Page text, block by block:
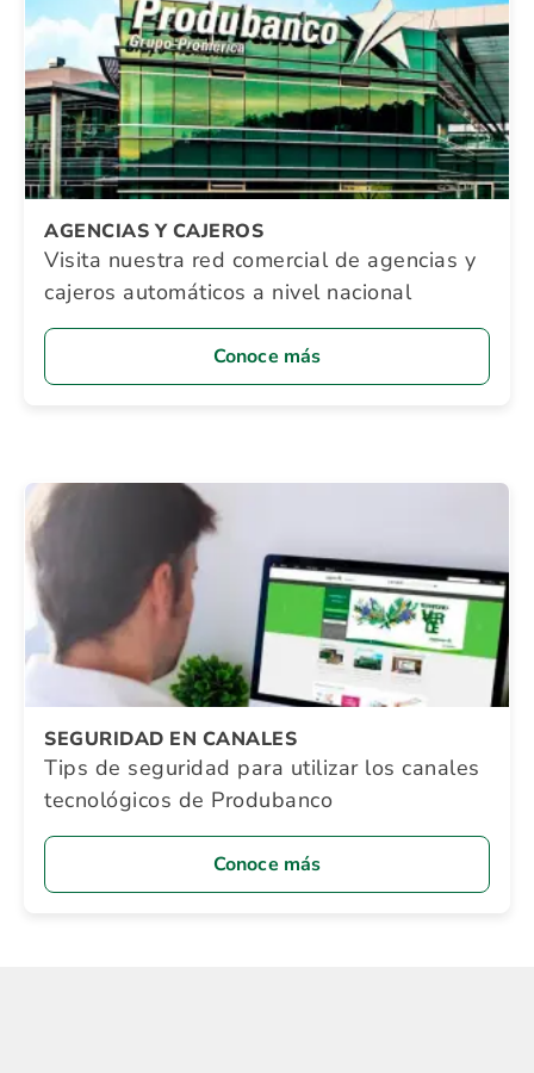
AGENCIAS Y CAJEROS
Visita nuestra red comercial de agencias y
cajeros automáticos a nivel nacional
Conoce más
SEGURIDAD EN CANALES
Tips de seguridad para utilizar los canales
tecnológicos de Produbanco
Conoce más